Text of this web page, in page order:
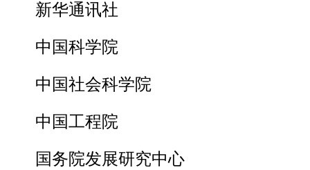
新华通讯社
中国科学院
中国社会科学院
中国工程院
国务院发展研究中心